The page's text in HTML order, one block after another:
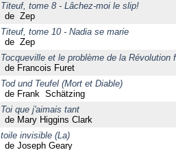
Titeuf, tome 8 - Lâchez-moi le slip!
de Zep
Titeuf, tome 10 - Nadia se marie
de Zep
Tocqueville et le problème de la Révolution
de Francois Furet
Tod und Teufel (Mort et Diable)
de Frank Schätzing
Toi que j'aimais tant
de Mary Higgins Clark
toile invisible (La)
de Joseph Geary